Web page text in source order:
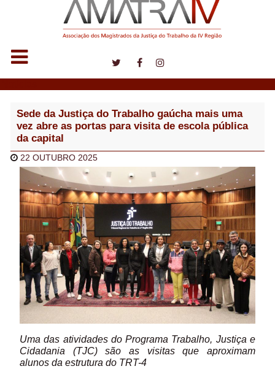
Sede da Justiça do Trabalho gaúcha mais uma
vez abre as portas para visita de escola pública
da capital
22 OUTUBRO 2025
Uma das atividades do Programa Trabalho, Justiça e
Cidadania (TJC) são as visitas que aproximam
alunos da estrutura do TRT-4